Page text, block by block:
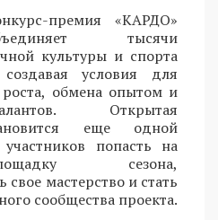
премия «КАРДО»
тысячи
культуры и спорта
условия для
роста, обмена опытом и
Открытая
еще одной
попасть на
сезона,
мастерство и стать
сообщества проекта.